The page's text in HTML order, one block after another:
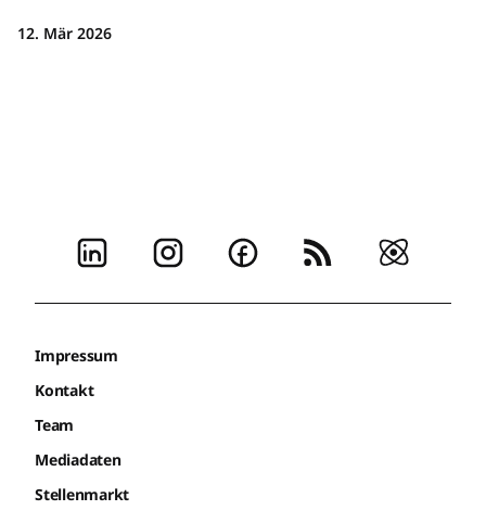
12. Mär 2026
Impressum
Kontakt
Team
Mediadaten
Stellenmarkt